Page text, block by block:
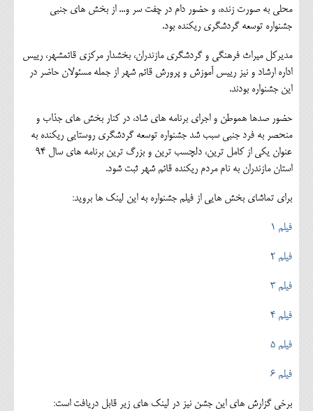
محلی به صورت زنده، و حضور دام در چفت سر و... از بخش های جنبی
جشنواره توسعه گردشگری ریکنده بود.
مدیرکل میراث فرهنگی و گردشگری مازندران، بخشدار مرکزی قائمشهر، رییس
اداره ارشاد و نیز رییس آموزش و پرورش قائم شهر از جمله مسئولان حاضر در
این جشنواره بودند.
حضور صدها هموطن و اجرای برنامه های شاد، در کنار بخش های جذاب و
منحصر به فرد جنبی سبب شد جشنواره توسعه گردشگری روستایی ریکنده به
عنوان یکی از کامل ترین، دلچسب ترین و بزرگ ترین برنامه های سال 94
استان مازندران به نام مردم ریکنده قائم شهر ثبت شود.
برای تماشای بخش هایی از فیلم جشنواره به این لینک ها بروید:
فیلم 1
فیلم 2
فیلم 3
فیلم 4
فیلم 5
فیلم 6
برخی گزارش های این جشن نیز در لینک های زیر قابل دریافت است: